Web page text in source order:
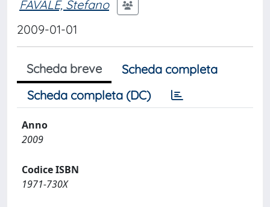
FAVALE, Stefano
2009-01-01
Scheda breve
Scheda completa
Scheda completa (DC)
Anno
2009
Codice ISBN
1971-730X